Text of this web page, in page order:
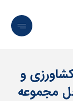
و
مجموعه